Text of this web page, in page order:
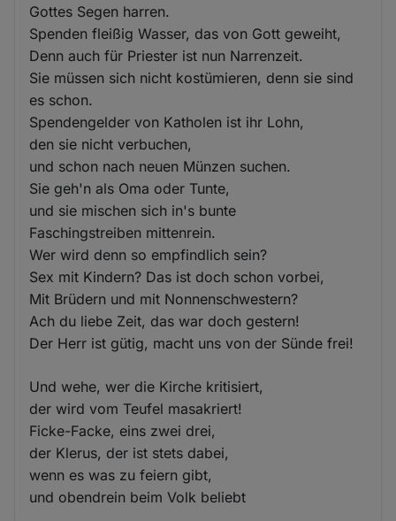
Gottes Segen harren.
Spenden fleißig Wasser, das von Gott geweiht,
Denn auch für Priester ist nun Narrenzeit.
Sie müssen sich nicht kostümieren, denn sie sind
es schon.
Spendengelder von Katholen ist ihr Lohn,
den sie nicht verbuchen,
und schon nach neuen Münzen suchen.
Sie geh'n als Oma oder Tunte,
und sie mischen sich in's bunte
Faschingstreiben mittenrein.
Wer wird denn so empfindlich sein?
Sex mit Kindern? Das ist doch schon vorbei,
Mit Brüdern und mit Nonnenschwestern?
Ach du liebe Zeit, das war doch gestern!
Der Herr ist gütig, macht uns von der Sünde frei!
Und wehe, wer die Kirche kritisiert,
der wird vom Teufel masakriert!
Ficke-Facke, eins zwei drei,
der Klerus, der ist stets dabei,
wenn es was zu feiern gibt,
und obendrein beim Volk beliebt